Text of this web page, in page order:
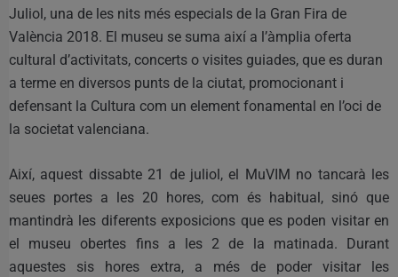
Juliol, una de les nits més especials de la Gran Fira de
València 2018. El museu se suma així a l’àmplia oferta
cultural d’activitats, concerts o visites guiades, que es duran
a terme en diversos punts de la ciutat, promocionant i
defensant la Cultura com un element fonamental en l’oci de
la societat valenciana.
Així, aquest dissabte 21 de juliol, el MuVIM no tancarà les
seues portes a les 20 hores, com és habitual, sinó que
mantindrà les diferents exposicions que es poden visitar en
el museu obertes fins a les 2 de la matinada. Durant
aquestes sis hores extra, a més de poder visitar les